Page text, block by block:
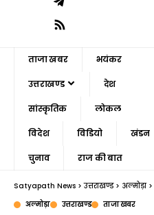
ताजा खबर भयंकर
उत्तराखण्ड देश
सांस्कृतिक लोकल
विदेश विडियो खंडन
चुनाव राज की बात
Satyapath News >उत्तराखण्ड> अल्मोड़ा>
अल्मोड़ा
उत्तराखण्ड ताजा खबर